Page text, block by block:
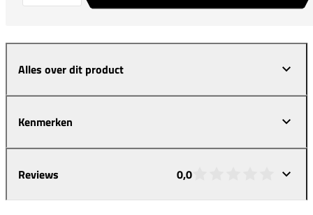
Alles over dit product
Kenmerken
Reviews 0,0